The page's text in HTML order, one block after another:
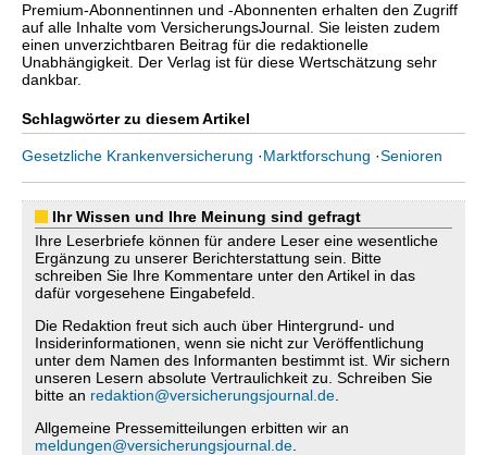
Premium-Abonnentinnen und -Abonnenten erhalten den Zugriff
auf alle Inhalte vom VersicherungsJournal. Sie leisten zudem
einen unverzichtbaren Beitrag für die redaktionelle
Unabhängigkeit. Der Verlag ist für diese Wertschätzung sehr
dankbar.
Schlagwörter zu diesem Artikel
Gesetzliche Krankenversicherung ·Marktforschung ·Senioren
Ihr Wissen und Ihre Meinung sind gefragt
Ihre Leserbriefe können für andere Leser eine wesentliche
Ergänzung zu unserer Berichterstattung sein. Bitte
schreiben Sie Ihre Kommentare unter den Artikel in das
dafür vorgesehene Eingabefeld.
Die Redaktion freut sich auch über Hintergrund- und
Insiderinformationen, wenn sie nicht zur Veröffentlichung
unter dem Namen des Informanten bestimmt ist. Wir sichern
unseren Lesern absolute Vertraulichkeit zu. Schreiben Sie
bitte an redaktion@versicherungsjournal.de
Allgemeine Pressemitteilungen erbitten wir an
meldungen@versicherungsjournal.de